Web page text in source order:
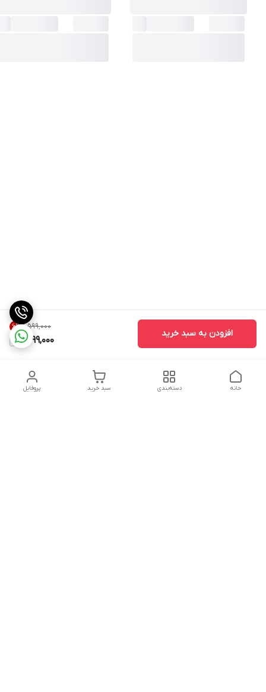
۱٬۵۹۹٬۰۰۰ 6%
1,499,000
افزودن به سبد خرید
پروفایل سبد خرید دسته‌بندی خانه